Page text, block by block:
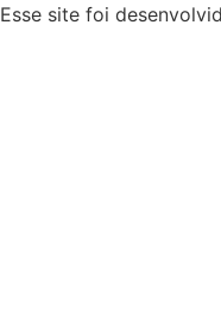
Esse site foi